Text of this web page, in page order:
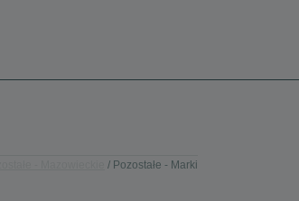
Pozostałe - Marki